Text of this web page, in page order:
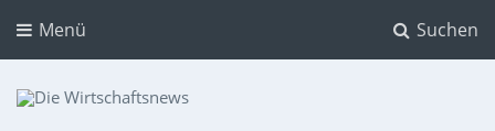
Suchen
Menü